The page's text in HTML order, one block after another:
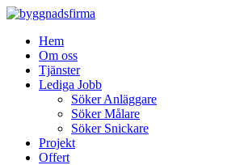
Skip
contentHem
Om oss
Tjänster
Lediga Jobb
Söker Anläggare
Söker Målare
Söker Snickare
Projekt
Offert